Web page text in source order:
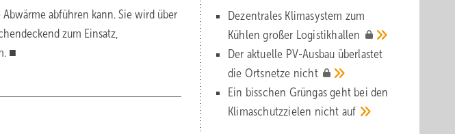
abführen kann. Sie wird über
zum Einsatz,
■
Dezentrales Klimasystem zum
Kühlen großer Logistik­hallen
Der aktuelle PV-Ausbau über­lastet
die Orts­netze nicht
Ein bisschen Grüngas geht bei den
Klima­schutz­zielen nicht auf